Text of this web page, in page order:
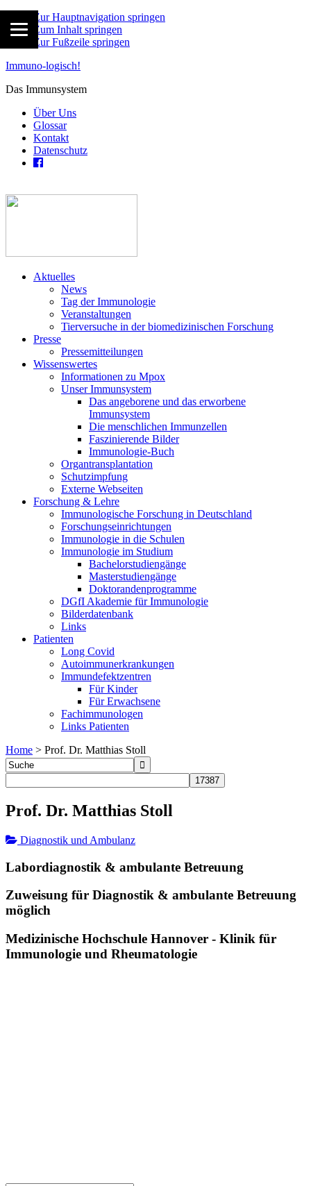
Zur Hauptnavigation springen
Zum Inhalt springen
Zur Fußzeile springen
Immuno-logisch!
Das Immunsystem
Über Uns
Glossar
Kontakt
Datenschutz
Aktuelles
News
Tag der Immunologie
Veranstaltungen
Tierversuche in der biomedizinischen Forschung
Presse
Pressemitteilungen
Wissenswertes
Informationen zu Mpox
Unser Immunsystem
Das angeborene und das erworbene
Immunsystem
Die menschlichen Immunzellen
Faszinierende Bilder
Immunologie-Buch
Organtransplantation
Schutzimpfung
Externe Webseiten
Forschung & Lehre
Immunologische Forschung in Deutschland
Forschungseinrichtungen
Immunologie in die Schulen
Immunologie im Studium
Bachelorstudiengänge
Masterstudiengänge
Doktorandenprogramme
DGfI Akademie für Immunologie
Bilderdatenbank
Links
Patienten
Long Covid
Autoimmunerkrankungen
Immundefektzentren
Für Kinder
Für Erwachsene
Fachimmunologen
Links Patienten
Home > Prof. Dr. Matthias Stoll
Prof. Dr. Matthias Stoll
Diagnostik und Ambulanz
Labordiagnostik & ambulante Betreuung
Zuweisung für Diagnostik & ambulante Betreuung
möglich
Medizinische Hochschule Hannover - Klinik für
Immunologie und Rheumatologie